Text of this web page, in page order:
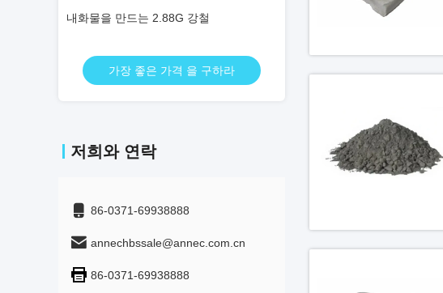
내화물을 만드는 마고 Ｃ 강철
가장 좋은 가격 을 구하라
내화물 벽돌을 만드는 Cr2O3 강철
저희와 연락
86-0371-69938888
annechbssale@annec.com.cn
86-0371-69938888